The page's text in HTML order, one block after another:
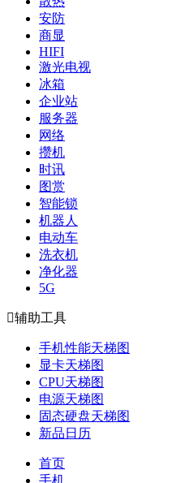
安防
商显
HIFI
激光电视
冰箱
企业站
服务器
网络
攒机
时讯
图赏
智能锁
机器人
电动车
洗衣机
净化器
5G
辅助工具
手机性能天梯图
显卡天梯图
CPU天梯图
电源天梯图
固态硬盘天梯图
新品日历
首页
手机